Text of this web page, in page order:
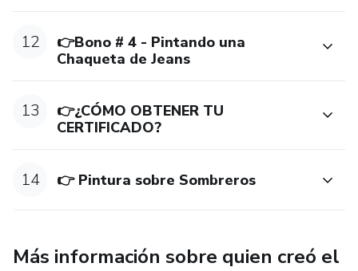
12
👉Bono # 4 - Pintando una
Chaqueta de Jeans
13
👉¿CÓMO OBTENER TU
CERTIFICADO?
14 👉 Pintura sobre Sombreros
Más información sobre quien creó el